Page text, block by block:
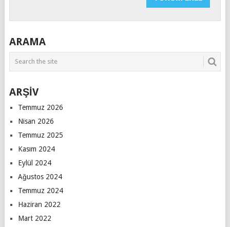
ARAMA
ARŞİV
Temmuz 2026
Nisan 2026
Temmuz 2025
Kasım 2024
Eylül 2024
Ağustos 2024
Temmuz 2024
Haziran 2022
Mart 2022